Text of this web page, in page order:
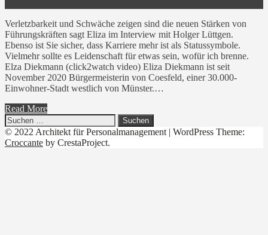
Verletzbarkeit und Schwäche zeigen sind die neuen Stärken von
Führungskräften sagt Eliza im Interview mit Holger Lüttgen.
Ebenso ist Sie sicher, dass Karriere mehr ist als Statussymbole.
Vielmehr sollte es Leidenschaft für etwas sein, wofür ich brenne.
Elza Diekmann (click2watch video) Eliza Diekmann ist seit
November 2020 Bürgermeisterin von Coesfeld, einer 30.000-
Einwohner-Stadt westlich von Münster.…
Read More
Suchen
nach:
© 2022 Architekt für Personalmanagement | WordPress Theme:
Croccante by CrestaProject.